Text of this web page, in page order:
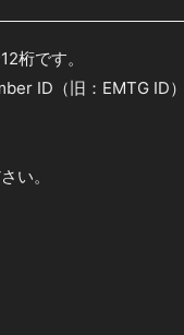
桁です。
ID（旧：EMTG ID
い。